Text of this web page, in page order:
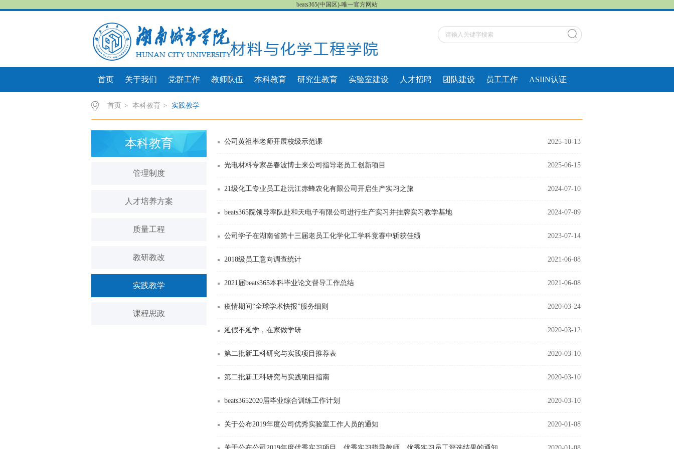
beats365(中国区)-唯一官方网站
首页 关于我们 党群工作 教师队伍 本科教育 研究生教育 实验室建设 人才招聘 团队建设 员工工作 ASIIN认证
首页 > 本科教育 > 实践教学
本科教育
管理制度
人才培养方案
质量工程
教研教改
实践教学
课程思政
2025-10-13
公司黄祖率老师开展校级示范课
2025-06-15
光电材料专家岳春波博士来公司指导老员工创新项目
2024-07-10
21级化工专业员工赴沅江赤蜂农化有限公司开启生产实习之旅
2024-07-09
beats365院领导率队赴和天电子有限公司进行生产实习并挂牌实习教学基地
2023-07-14
公司学子在湖南省第十三届老员工化学化工学科竞赛中斩获佳绩
2021-06-08
2018级员工意向调查统计
2021-06-08
2021届beats365本科毕业论文督导工作总结
2020-03-24
疫情期间“全球学术快报”服务细则
2020-03-12
延假不延学，在家做学研
2020-03-10
第二批新工科研究与实践项目推荐表
2020-03-10
第二批新工科研究与实践项目指南
2020-03-10
beats3652020届毕业综合训练工作计划
2020-01-08
关于公布2019年度公司优秀实验室工作人员的通知